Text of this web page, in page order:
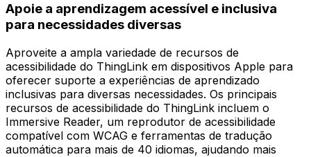
Apoie a aprendizagem acessível e inclusiva
para necessidades diversas
Aproveite a ampla variedade de recursos de
acessibilidade do ThingLink em dispositivos Apple para
oferecer suporte a experiências de aprendizado
inclusivas para diversas necessidades. Os principais
recursos de acessibilidade do ThingLink incluem o
Immersive Reader, um reprodutor de acessibilidade
compatível com WCAG e ferramentas de tradução
automática para mais de 40 idiomas, ajudando mais